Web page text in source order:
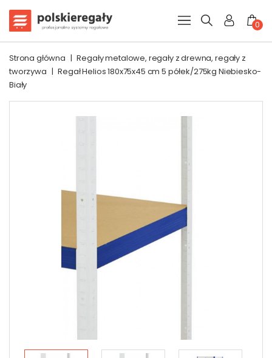
0
Strona główna | Regały metalowe, regały z drewna, regały z
tworzywa | Regał Helios 180x75x45 cm 5 półek/275kg Niebiesko-
Biały